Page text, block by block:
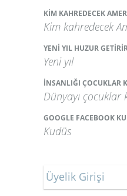
KİM KAHREDECEK
Kim kahredecek
YENİ YIL HUZUR
Yeni yıl
İNSANLIĞI ÇOCUKLAR
Dünyayı çocuklar
GOOGLE FACEBOOK
Kudüs
Üyelik Girişi